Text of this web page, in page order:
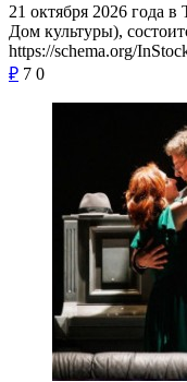
21 октября 2026 года
Дом культуры),
https://schema.org/
₽ 7 0